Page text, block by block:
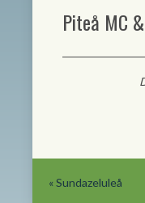
Piteå MC
« Sundazeluleå